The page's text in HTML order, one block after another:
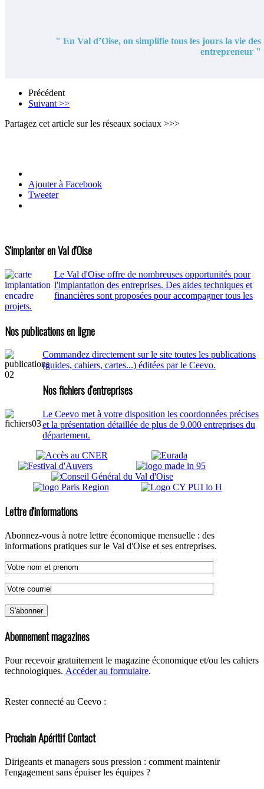
" En Val d’Oise, on simplifie tous les jours la vie des
entrepreneur "
Précédent
Suivant >>
Partagez cet article sur les réseaux sociaux >>>
Ajouter à Facebook
Tweeter
S'implanter en Val d'Oise
Le Val d'Oise offre de nombreuses opportunités pour
l'implantation des entreprises. Des aides techniques et
financières sont proposées pour accompagner tous les
projets.
Nos publications en ligne
Commandez directement sur le site toutes les publications
(guides, cahiers, cartes...) éditées par le Ceevo.
Nos fichiers d'entreprises
Le Ceevo met à votre disposition les coordonnées précises
et la présentation détaillée de plus de 9.000 entreprises du
département.
Lettre d'informations
Abonnez-vous à notre lettre économique mensuelle : des
informations pratiques sur le Val d'Oise et ses entreprises.
Abonnement magazines
Pour recevoir gratuitement le magazine économique et/ou les cahiers
technologiques. Accéder au formulaire.
Rester connecté au Ceevo :
Prochain Apéritif Contact
Dirigeants et managers sous pression : comment maintenir
l'engagement sans épuiser les équipes ?